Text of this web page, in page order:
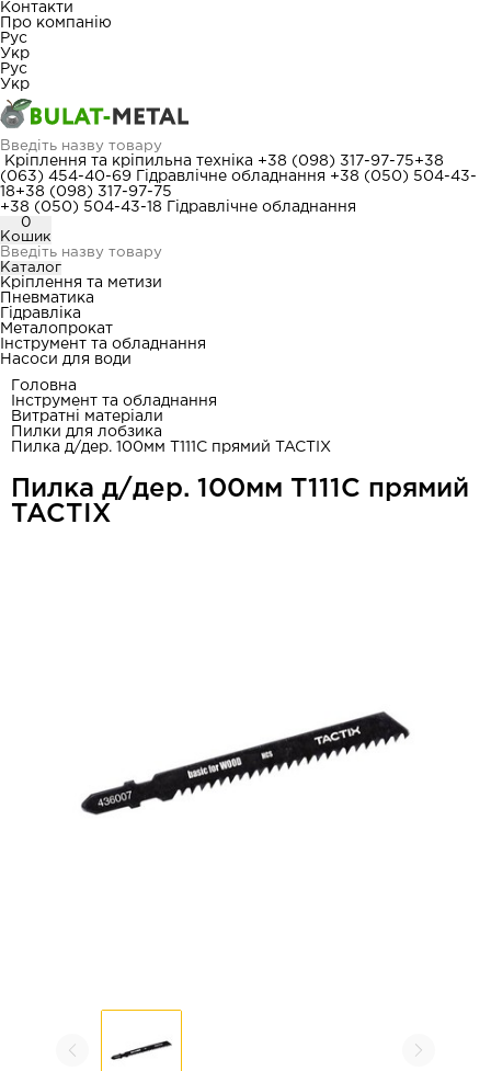
Контакти
Про компанію
Рус
Укр
Рус
Укр
Кріплення та кріпильна техніка +38 (098) 317-97-75+38
(063) 454-40-69
Гідравлічне обладнання +38 (050) 504-43-
18+38 (098) 317-97-75
+38 (050) 504-43-18
Гідравлічне обладнання
0
Кошик
Каталог
Кріплення та метизи
Пневматика
Гідравліка
Металопрокат
Інструмент та обладнання
Насоси для води
Головна
Інструмент та обладнання
Витратні матеріали
Пилки для лобзика
Пилка д/дер. 100мм Т111C прямий TACTIX
Пилка д/дер. 100мм Т111C прямий
TACTIX